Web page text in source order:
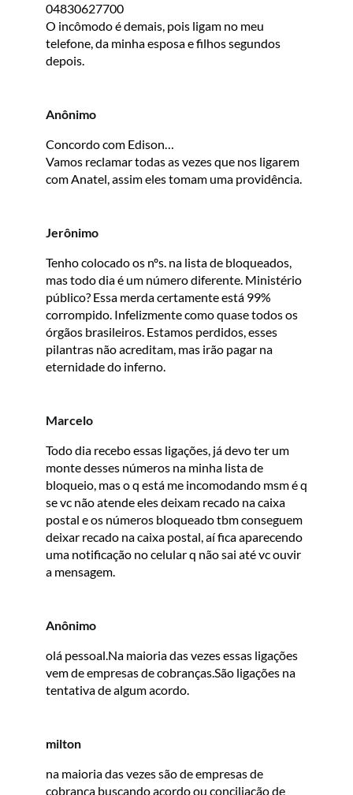
04830627700
O incômodo é demais, pois ligam no meu
telefone, da minha esposa e filhos segundos
depois.
Anônimo
Concordo com Edison…
Vamos reclamar todas as vezes que nos ligarem
com Anatel, assim eles tomam uma providência.
Jerônimo
Tenho colocado os nºs. na lista de bloqueados,
mas todo dia é um número diferente. Ministério
público? Essa merda certamente está 99%
corrompido. Infelizmente como quase todos os
órgãos brasileiros. Estamos perdidos, esses
pilantras não acreditam, mas irão pagar na
eternidade do inferno.
Marcelo
Todo dia recebo essas ligações, já devo ter um
monte desses números na minha lista de
bloqueio, mas o q está me incomodando msm é q
se vc não atende eles deixam recado na caixa
postal e os números bloqueado tbm conseguem
deixar recado na caixa postal, aí fica aparecendo
uma notificação no celular q não sai até vc ouvir
a mensagem.
Anônimo
olá pessoal.Na maioria das vezes essas ligações
vem de empresas de cobranças.São ligações na
tentativa de algum acordo.
milton
na maioria das vezes são de empresas de
cobrança buscando acordo ou conciliação de